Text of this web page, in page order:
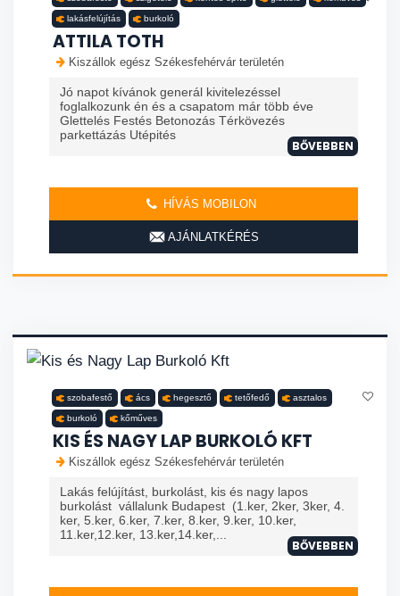
lakásfelújítás burkoló
ATTILA TOTH
Kiszállok egész Székesfehérvár területén
Jó napot kívánok generál kivitelezéssel
foglalkozunk én és a csapatom már több éve
Glettelés Festés Betonozás Térkövezés
parkettázás Utépités
BŐVEBBEN
HÍVÁS MOBILON
AJÁNLATKÉRÉS
szobafestő ács hegesztő tetőfedő asztalos
burkoló kőműves
KIS ÉS NAGY LAP BURKOLÓ KFT
Kiszállok egész Székesfehérvár területén
Lakás felújítást, burkolást, kis és nagy lapos
burkolást vállalunk Budapest (1.ker, 2ker, 3ker, 4.
ker, 5.ker, 6.ker, 7.ker, 8.ker, 9.ker, 10.ker,
11.ker,12.ker, 13.ker,14.ker,...
BŐVEBBEN